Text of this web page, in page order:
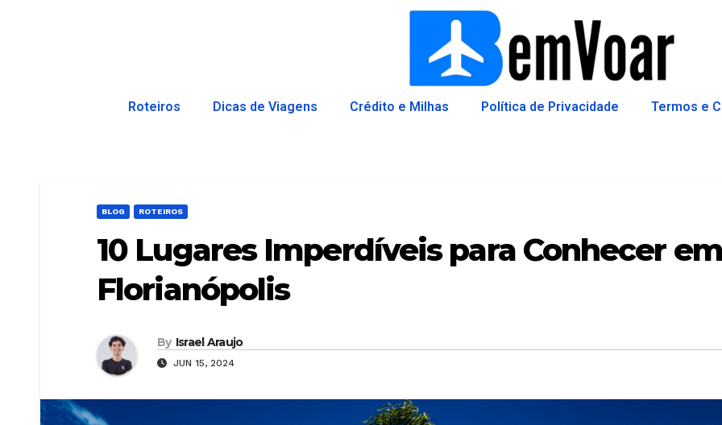
Roteiros Dicas de Viagens Crédito e Milhas Política de Privacidade Termos e
BLOG ROTEIROS
10 Lugares Imperdíveis para Conhecer em
Florianópolis
By Israel Araujo
JUN 15, 2024